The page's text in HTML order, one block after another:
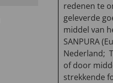
redenen te
geleverde
middel van
SANPURA
Nederland;
of door
strekkende